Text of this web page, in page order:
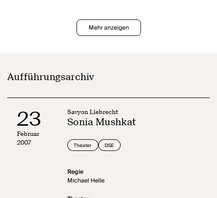
Mehr anzeigen
Aufführungsarchiv
23
Februar
2007
Savyon Liebrecht
Sonia Mushkat
Theater DSE
Regie
Michael Helle